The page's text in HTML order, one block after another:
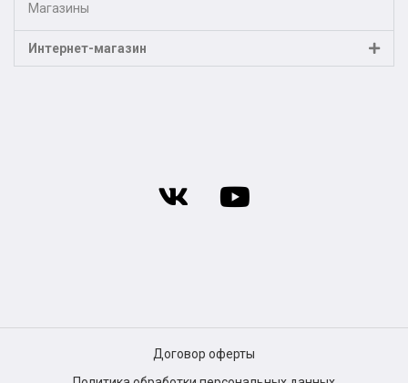
Магазины
Интернет-магазин
Договор оферты